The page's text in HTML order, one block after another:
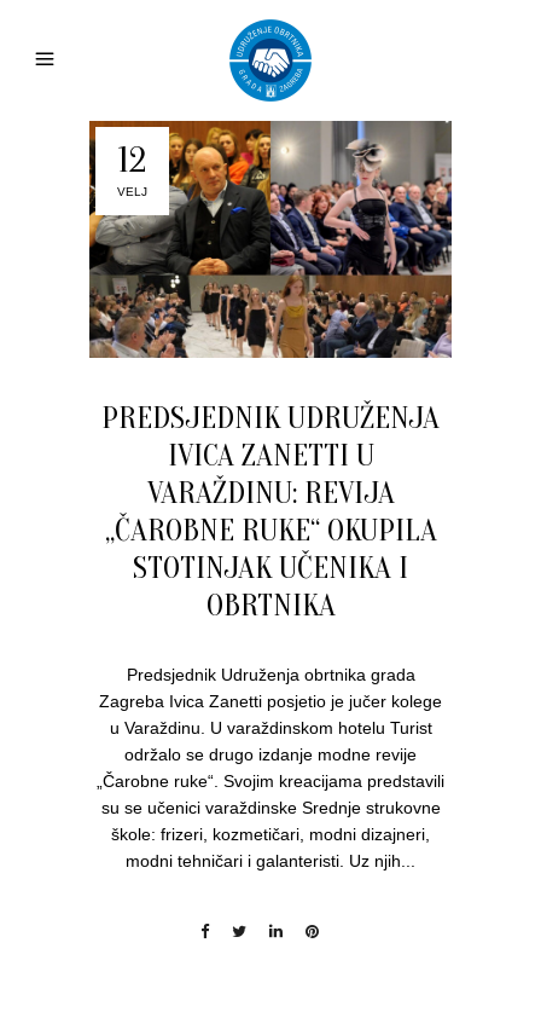
12
VELJ
PREDSJEDNIK UDRUŽENJA
IVICA ZANETTI U
VARAŽDINU: REVIJA
„ČAROBNE RUKE“ OKUPILA
STOTINJAK UČENIKA I
OBRTNIKA
Predsjednik Udruženja obrtnika grada
Zagreba Ivica Zanetti posjetio je jučer kolege
u Varaždinu. U varaždinskom hotelu Turist
održalo se drugo izdanje modne revije
„Čarobne ruke“. Svojim kreacijama predstavili
su se učenici varaždinske Srednje strukovne
škole: frizeri, kozmetičari, modni dizajneri,
modni tehničari i galanteristi. Uz njih...